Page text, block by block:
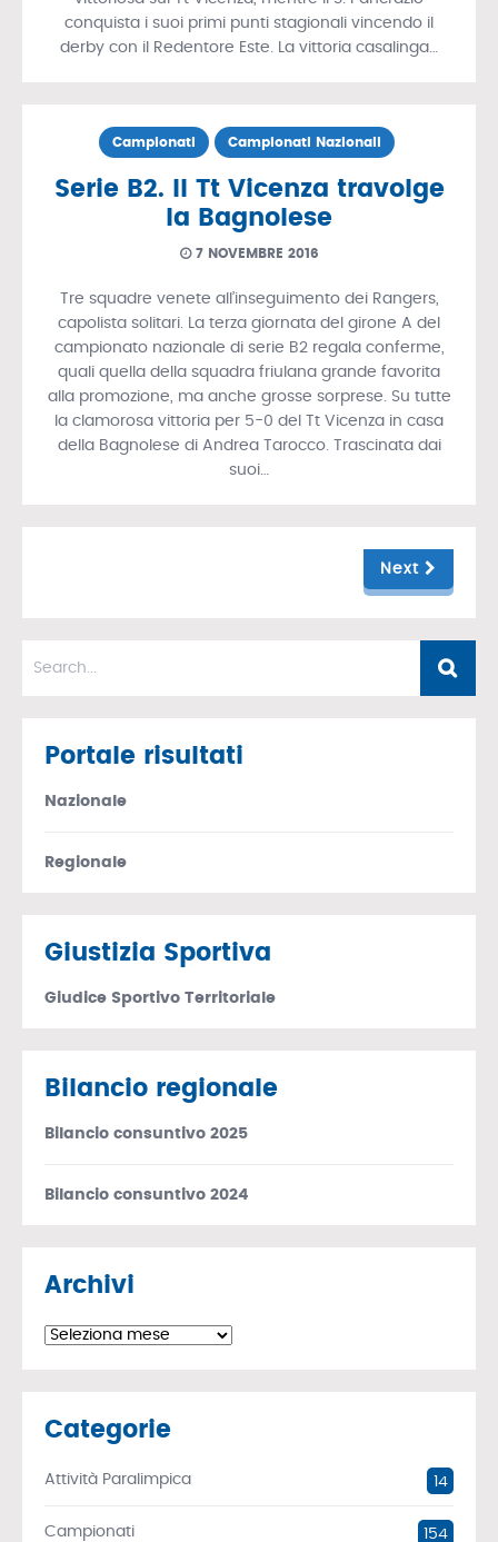
conquista i suoi primi punti stagionali vincendo il
derby con il Redentore Este. La vittoria casalinga…
Campionati Campionati Nazionali
Serie B2. Il Tt Vicenza travolge
la Bagnolese
7 NOVEMBRE 2016
Tre squadre venete all’inseguimento dei Rangers,
capolista solitari. La terza giornata del girone A del
campionato nazionale di serie B2 regala conferme,
quali quella della squadra friulana grande favorita
alla promozione, ma anche grosse sorprese. Su tutte
la clamorosa vittoria per 5-0 del Tt Vicenza in casa
della Bagnolese di Andrea Tarocco. Trascinata dai
suoi…
Next
Portale risultati
Nazionale
Regionale
Giustizia Sportiva
Giudice Sportivo Territoriale
Bilancio regionale
Bilancio consuntivo 2025
Bilancio consuntivo 2024
Archivi
Archivi
Categorie
Attività Paralimpica 14
Campionati 154